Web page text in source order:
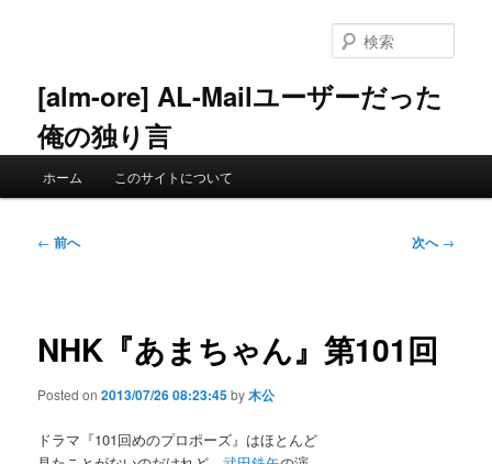
ン
へ
[alm-ore] AL-Mailユーザーだった
俺の独り言
索
ホーム このサイトについて
投
ー
ョ
← 前へ 次へ→
NHK『あまちゃん』第101回
Posted on2013/07/26 08:23:45by木公
ドラマ『101回めのプロポーズ』はほとんど